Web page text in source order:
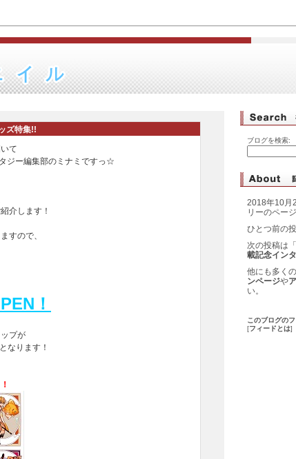
ズ特集!!
て
ジー編集部のミナミですっ☆
介します！
すので、
！
プが
となります！
ブログを検索:
2018年10月
リーのページ
ひとつ前の
次の投稿は「
載記念イン
他にも多く
ンページや
い。
このブログの
[フィードとは]